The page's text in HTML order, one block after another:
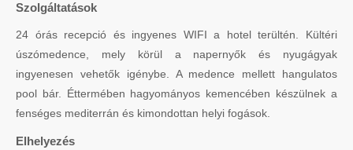
Szolgáltatások
24 órás recepció és ingyenes WIFI a hotel terültén. Kültéri
úszómedence, mely körül a napernyők és nyugágyak
ingyenesen vehetők igénybe. A medence mellett hangulatos
pool bár. Éttermében hagyományos kemencében készülnek a
fenséges mediterrán és kimondottan helyi fogások.
Elhelyezés